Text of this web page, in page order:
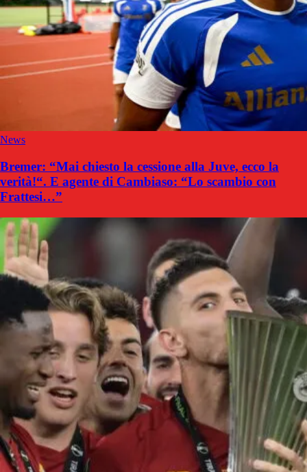
News
Bremer: “Mai chiesto la cessione alla Juve, ecco la
verità!“. E agente di Cambiaso: “Lo scambio con
Frattesi…”